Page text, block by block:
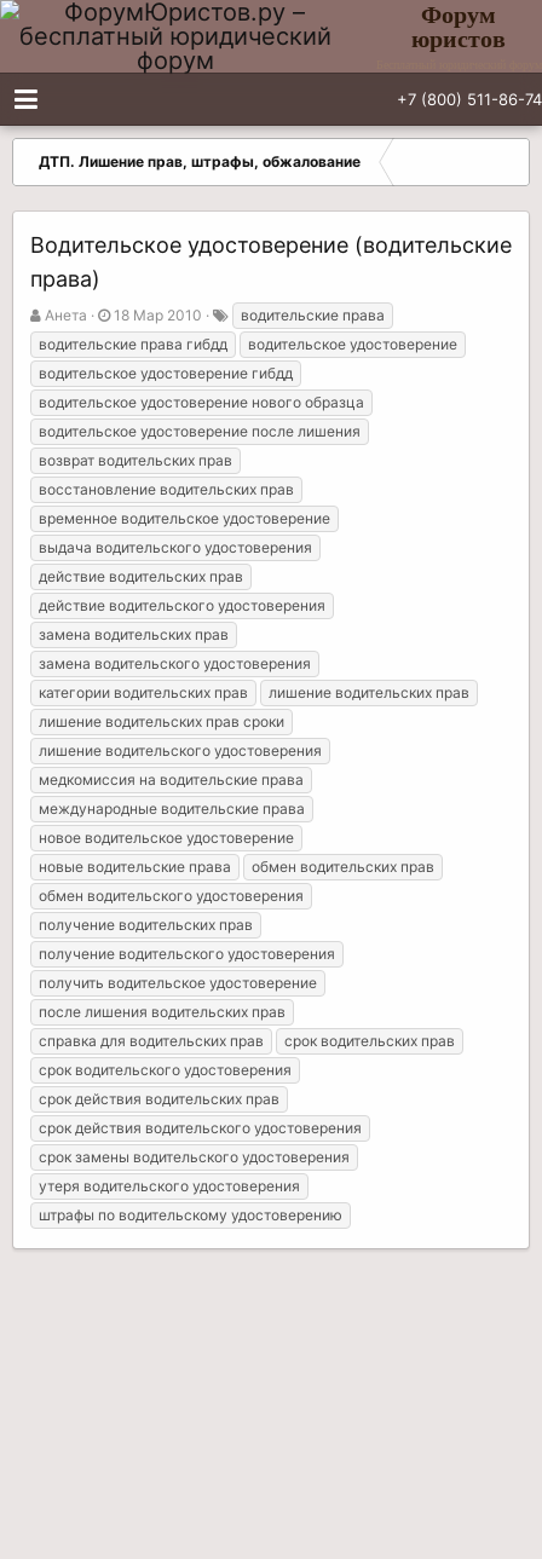
Форум
юристов
+7 (800) 511-86-74
ДТП. Лишение прав, штрафы, обжалование
Водительское удостоверение (водительские
права)
А
в
т
о
р
т
е
м
ы
Анета
Д
а
т
а
н
а
ч
а
л
а
18 Мар 2010
е
г
и
водительские права
водительские права гибдд
водительское удостоверение
водительское удостоверение гибдд
водительское удостоверение нового образца
водительское удостоверение после лишения
возврат водительских прав
восстановление водительских прав
временное водительское удостоверение
выдача водительского удостоверения
действие водительских прав
действие водительского удостоверения
замена водительских прав
замена водительского удостоверения
категории водительских прав
лишение водительских прав
лишение водительских прав сроки
лишение водительского удостоверения
медкомиссия на водительские права
международные водительские права
новое водительское удостоверение
новые водительские права
обмен водительских прав
обмен водительского удостоверения
получение водительских прав
получение водительского удостоверения
получить водительское удостоверение
после лишения водительских прав
справка для водительских прав
срок водительских прав
срок водительского удостоверения
срок действия водительских прав
срок действия водительского удостоверения
срок замены водительского удостоверения
утеря водительского удостоверения
штрафы по водительскому удостоверению